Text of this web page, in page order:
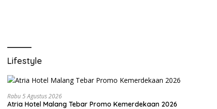
Lifestyle
Rabu 5 Agustus 2026
Atria Hotel Malang Tebar Promo Kemerdekaan 2026